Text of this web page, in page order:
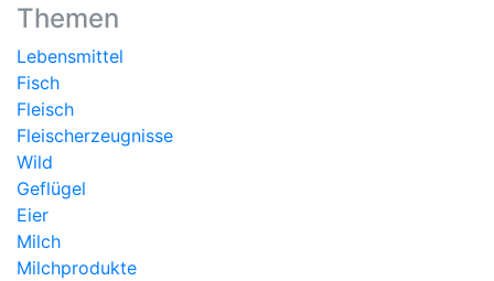
Themen
Lebensmittel
Fisch
Fleisch
Fleischerzeugnisse
Wild
Geflügel
Eier
Milch
Milchprodukte